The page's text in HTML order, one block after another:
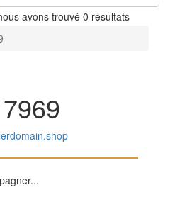
avons trouvé 0 résultats